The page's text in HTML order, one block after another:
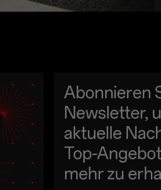
Abonnieren
Newsletter,
aktuelle
Top-
mehr zu